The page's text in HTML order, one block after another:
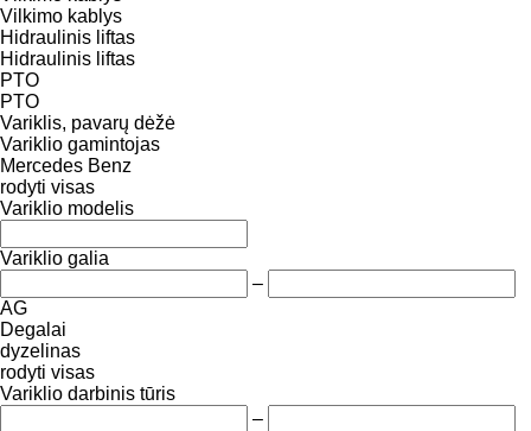
Vilkimo kablys
Hidraulinis liftas
Hidraulinis liftas
PTO
PTO
Variklis, pavarų dėžė
Variklio gamintojas
Mercedes Benz
rodyti visas
Variklio modelis
Variklio galia
–
AG
Degalai
dyzelinas
rodyti visas
Variklio darbinis tūris
–